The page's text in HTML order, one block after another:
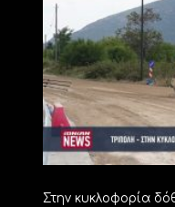
Στην κυκλοφορία